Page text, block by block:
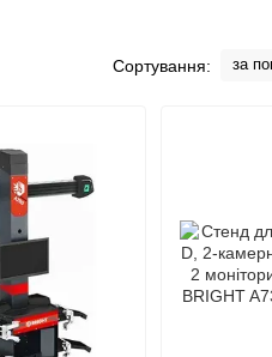
Сортування: за